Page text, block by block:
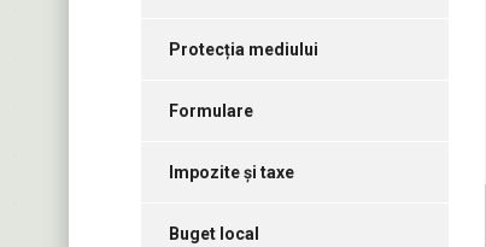
Protecția mediului
Formulare
Impozite și taxe
Buget local